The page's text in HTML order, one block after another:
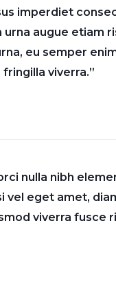
imperdiet
augue etiam
eu semper
viverra.”
nulla nibh
vel eget amet,
viverra fusce